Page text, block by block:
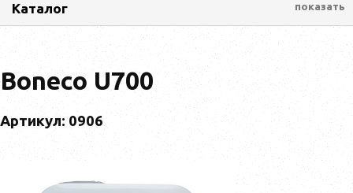
Каталог показать
Boneco U700
Артикул: 0906